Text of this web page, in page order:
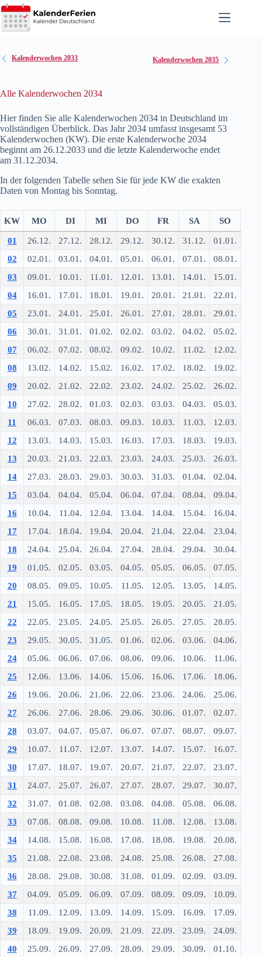
Zum
Inhalt
springen
Kalenderwochen 2033 Kalenderwochen 2035
Alle Kalenderwochen 2034
Hier finden Sie alle Kalenderwochen 2034 in Deutschland im
vollständigen Überblick. Das Jahr 2034 umfasst insgesamt 53
Kalenderwochen (KW). Die erste Kalenderwoche 2034
beginnt am 26.12.2033 und die letzte Kalenderwoche endet
am 31.12.2034.
In der folgenden Tabelle sehen Sie für jede KW die exakten
Daten von Montag bis Sonntag.
KW MO DI MI DO FR SA
SO
01
26.12. 27.12. 28.12. 29.12. 30.12. 31.12.
01.01.
02
02.01. 03.01. 04.01. 05.01. 06.01. 07.01.
08.01.
03
09.01. 10.01. 11.01. 12.01. 13.01. 14.01.
15.01.
04
16.01. 17.01. 18.01. 19.01. 20.01. 21.01.
22.01.
05
23.01. 24.01. 25.01. 26.01. 27.01. 28.01.
29.01.
06
30.01. 31.01. 01.02. 02.02. 03.02. 04.02.
05.02.
07
06.02. 07.02. 08.02. 09.02. 10.02. 11.02.
12.02.
08
13.02. 14.02. 15.02. 16.02. 17.02. 18.02.
19.02.
09
20.02. 21.02. 22.02. 23.02. 24.02. 25.02.
26.02.
10
27.02. 28.02. 01.03. 02.03. 03.03. 04.03.
05.03.
11
06.03. 07.03. 08.03. 09.03. 10.03. 11.03.
12.03.
12
13.03. 14.03. 15.03. 16.03. 17.03. 18.03.
19.03.
13
20.03. 21.03. 22.03. 23.03. 24.03. 25.03.
26.03.
14
27.03. 28.03. 29.03. 30.03. 31.03. 01.04.
02.04.
15
03.04. 04.04. 05.04. 06.04. 07.04. 08.04.
09.04.
16
10.04. 11.04. 12.04. 13.04. 14.04. 15.04.
16.04.
17
17.04. 18.04. 19.04. 20.04. 21.04. 22.04.
23.04.
18
24.04. 25.04. 26.04. 27.04. 28.04. 29.04.
30.04.
19
01.05. 02.05. 03.05. 04.05. 05.05. 06.05.
07.05.
20
08.05. 09.05. 10.05. 11.05. 12.05. 13.05.
14.05.
21
15.05. 16.05. 17.05. 18.05. 19.05. 20.05.
21.05.
22
22.05. 23.05. 24.05. 25.05. 26.05. 27.05.
28.05.
23
29.05. 30.05. 31.05. 01.06. 02.06. 03.06.
04.06.
24
05.06. 06.06. 07.06. 08.06. 09.06. 10.06.
11.06.
25
12.06. 13.06. 14.06. 15.06. 16.06. 17.06.
18.06.
26
19.06. 20.06. 21.06. 22.06. 23.06. 24.06.
25.06.
27
26.06. 27.06. 28.06. 29.06. 30.06. 01.07.
02.07.
28
03.07. 04.07. 05.07. 06.07. 07.07. 08.07.
09.07.
29
10.07. 11.07. 12.07. 13.07. 14.07. 15.07.
16.07.
30
17.07. 18.07. 19.07. 20.07. 21.07. 22.07.
23.07.
31
24.07. 25.07. 26.07. 27.07. 28.07. 29.07.
30.07.
32
31.07. 01.08. 02.08. 03.08. 04.08. 05.08.
06.08.
33
07.08. 08.08. 09.08. 10.08. 11.08. 12.08.
13.08.
34
14.08. 15.08. 16.08. 17.08. 18.08. 19.08.
20.08.
35
21.08. 22.08. 23.08. 24.08. 25.08. 26.08.
27.08.
36
28.08. 29.08. 30.08. 31.08. 01.09. 02.09.
03.09.
37
04.09. 05.09. 06.09. 07.09. 08.09. 09.09.
10.09.
38
11.09. 12.09. 13.09. 14.09. 15.09. 16.09.
17.09.
39
18.09. 19.09. 20.09. 21.09. 22.09. 23.09.
24.09.
40
25.09. 26.09. 27.09. 28.09. 29.09. 30.09.
01.10.